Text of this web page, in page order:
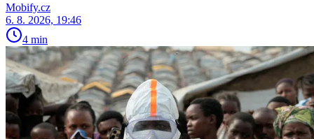
Mobify.cz
6. 8. 2026, 19:46
4 min